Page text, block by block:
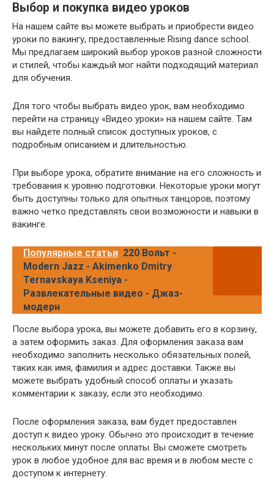
Выбор и покупка видео уроков
На нашем сайте вы можете выбрать и приобрести видео
уроки по вакингу, предоставленные Rising dance school.
Мы предлагаем широкий выбор уроков разной сложности
и стилей, чтобы каждый мог найти подходящий материал
для обучения.
Для того чтобы выбрать видео урок, вам необходимо
перейти на страницу «Видео уроки» на нашем сайте. Там
вы найдете полный список доступных уроков, с
подробным описанием и длительностью.
При выборе урока, обратите внимание на его сложность и
требования к уровню подготовки. Некоторые уроки могут
быть доступны только для опытных танцоров, поэтому
важно четко представлять свои возможности и навыки в
вакинге.
Популярные статьи 220 Вольт -
Modern Jazz - Akimenko Dmitry
Ternavskaya Kseniya -
Развлекательные видео - Джаз-
модерн
После выбора урока, вы можете добавить его в корзину,
а затем оформить заказ. Для оформления заказа вам
необходимо заполнить несколько обязательных полей,
таких как имя, фамилия и адрес доставки. Также вы
можете выбрать удобный способ оплаты и указать
комментарии к заказу, если это необходимо.
После оформления заказа, вам будет предоставлен
доступ к видео уроку. Обычно это происходит в течение
нескольких минут после оплаты. Вы сможете смотреть
урок в любое удобное для вас время и в любом месте с
доступом к интернету.